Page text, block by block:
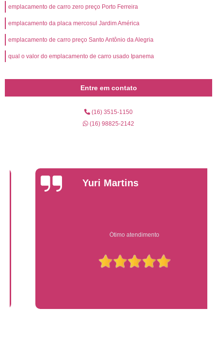
emplacamento de carro zero preço Porto Ferreira
emplacamento da placa mercosul Jardim América
emplacamento de carro preço Santo Antônio da Alegria
qual o valor do emplacamento de carro usado Ipanema
Entre em contato
(16) 3515-1150
(16) 98825-2142
Yuri Martins
Ótimo atendimento